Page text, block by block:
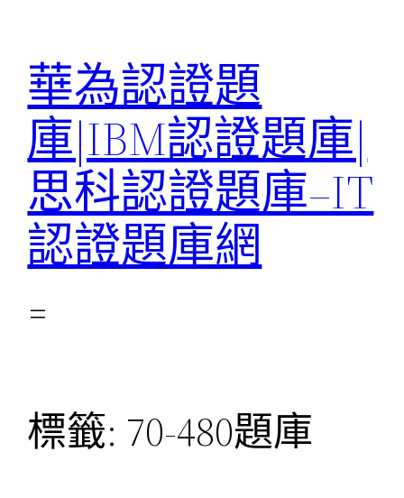
華為認證題
庫|IBM認證題庫|
思科認證題庫–IT
認證題庫網
標籤: 70-480題庫